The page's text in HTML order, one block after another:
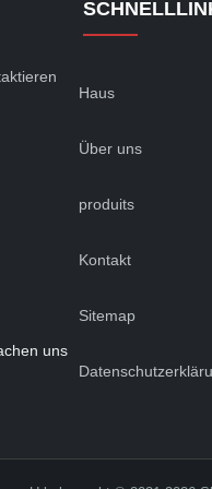
uns
Haus
Über uns
produits
Kontakt
Sitemap